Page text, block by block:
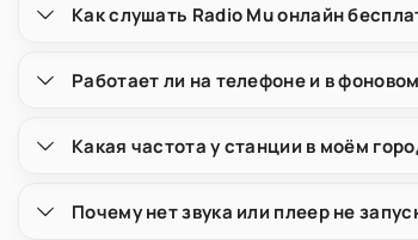
Как слушать Radio Mu онлайн
Работает ли на телефоне и в
Какая частота у станции в моём
Почему нет звука или плеер не